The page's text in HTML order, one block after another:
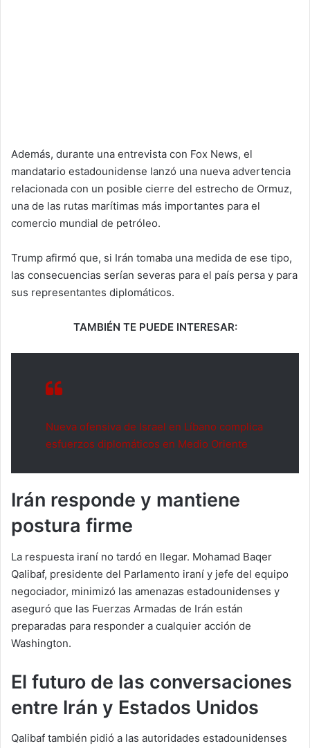
Además, durante una entrevista con Fox News, el
mandatario estadounidense lanzó una nueva advertencia
relacionada con un posible cierre del estrecho de Ormuz,
una de las rutas marítimas más importantes para el
comercio mundial de petróleo.
Trump afirmó que, si Irán tomaba una medida de ese tipo,
las consecuencias serían severas para el país persa y para
sus representantes diplomáticos.
TAMBIÉN TE PUEDE INTERESAR:
Nueva ofensiva de Israel en Líbano complica
esfuerzos diplomáticos en Medio Oriente
Irán responde y mantiene
postura firme
La respuesta iraní no tardó en llegar. Mohamad Baqer
Qalibaf, presidente del Parlamento iraní y jefe del equipo
negociador, minimizó las amenazas estadounidenses y
aseguró que las Fuerzas Armadas de Irán están
preparadas para responder a cualquier acción de
Washington.
El futuro de las conversaciones
entre Irán y Estados Unidos
Qalibaf también pidió a las autoridades estadounidenses